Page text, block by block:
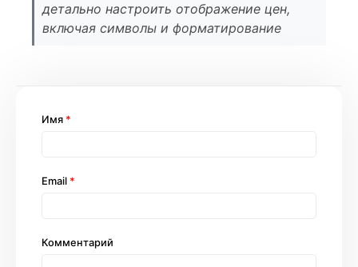
детально настроить отображение цен,
включая символы и форматирование
Комментарий
Имя *
Email *